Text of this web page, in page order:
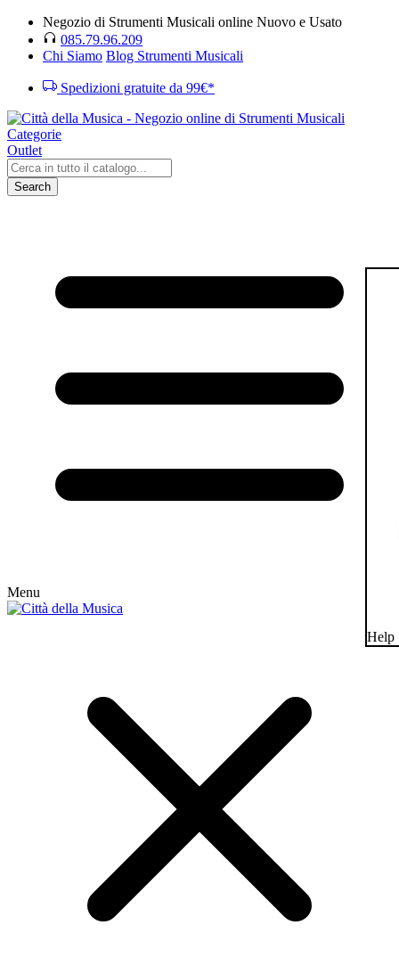
Negozio di Strumenti Musicali online Nuovo e Usato
085.79.96.209
Chi Siamo Blog Strumenti Musicali
Spedizioni gratuite da 99€*
Categorie
Outlet
Search
Menu
Help